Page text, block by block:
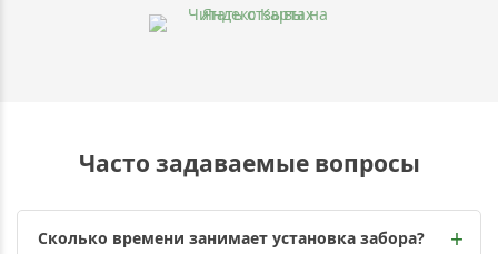
Часто задаваемые вопросы
Сколько времени занимает установка забора?